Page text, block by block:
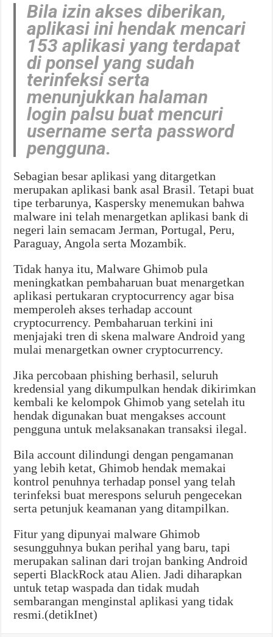
Bila izin akses diberikan,
aplikasi ini hendak mencari
153 aplikasi yang terdapat
di ponsel yang sudah
terinfeksi serta
menunjukkan halaman
login palsu buat mencuri
username serta password
pengguna.
Sebagian besar aplikasi yang ditargetkan
merupakan aplikasi bank asal Brasil. Tetapi buat
tipe terbarunya, Kaspersky menemukan bahwa
malware ini telah menargetkan aplikasi bank di
negeri lain semacam Jerman, Portugal, Peru,
Paraguay, Angola serta Mozambik.
Tidak hanya itu, Malware Ghimob pula
meningkatkan pembaharuan buat menargetkan
aplikasi pertukaran cryptocurrency agar bisa
memperoleh akses terhadap account
cryptocurrency. Pembaharuan terkini ini
menjajaki tren di skena malware Android yang
mulai menargetkan owner cryptocurrency.
Jika percobaan phishing berhasil, seluruh
kredensial yang dikumpulkan hendak dikirimkan
kembali ke kelompok Ghimob yang setelah itu
hendak digunakan buat mengakses account
pengguna untuk melaksanakan transaksi ilegal.
Bila account dilindungi dengan pengamanan
yang lebih ketat, Ghimob hendak memakai
kontrol penuhnya terhadap ponsel yang telah
terinfeksi buat merespons seluruh pengecekan
serta petunjuk keamanan yang ditampilkan.
Fitur yang dipunyai malware Ghimob
sesungguhnya bukan perihal yang baru, tapi
merupakan salinan dari trojan banking Android
seperti BlackRock atau Alien. Jadi diharapkan
untuk tetap waspada dan tidak mudah
sembarangan menginstal aplikasi yang tidak
resmi.(detikInet)